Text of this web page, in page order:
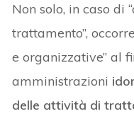
Non solo, in caso di
trattamento”,
e organizzative” al
amministrazioni
delle attività di